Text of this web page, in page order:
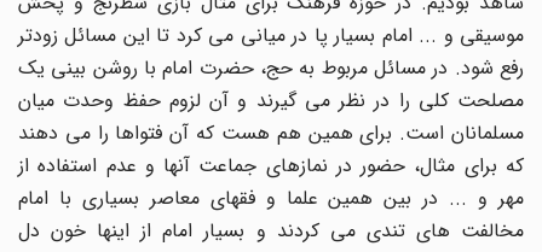
موسیقی و ... امام بسیار پا در میانی می کرد تا این مسائل زودتر
رفع شود. در مسائل مربوط به حج، حضرت امام با روشن بینی یک
مصلحت کلی را در نظر می گیرند و آن لزوم حفظ وحدت میان
مسلمانان است. برای همین هم هست که آن فتواها را می دهند
که برای مثال، حضور در نمازهای جماعت آنها و عدم استفاده از
مهر و ... در بین همین علما و فقهای معاصر بسیاری با امام
مخالفت های تندی می کردند و بسیار امام از اینها خون دل